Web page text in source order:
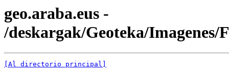
geo.araba.eus -
/deskargak/Geoteka/Imagenes/
[Al directorio principal]